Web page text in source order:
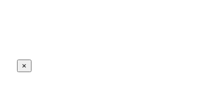
×